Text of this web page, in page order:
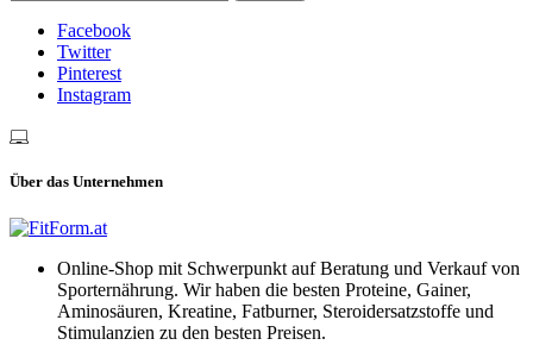
Facebook
Twitter
Pinterest
Instagram
Über das Unternehmen
Online-Shop mit Schwerpunkt auf Beratung und Verkauf von
Sporternährung. Wir haben die besten Proteine, Gainer,
Aminosäuren, Kreatine, Fatburner, Steroidersatzstoffe und
Stimulanzien zu den besten Preisen.